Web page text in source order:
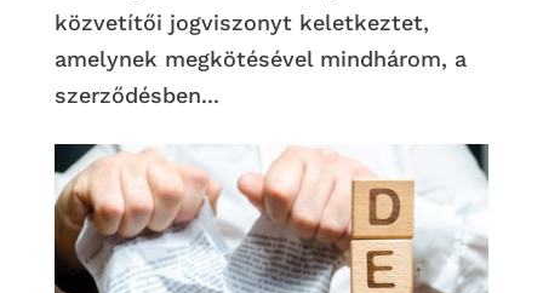
közvetítői jogviszonyt keletkeztet,
amelynek megkötésével mindhárom, a
szerződésben...